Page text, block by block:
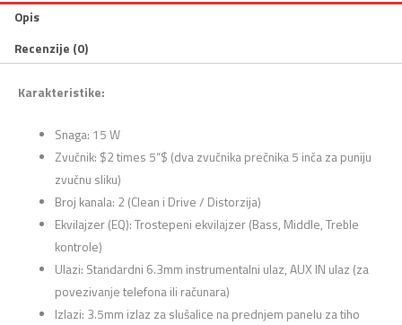
Opis
Recenzije (0)
Karakteristike:
Snaga: 15 W
Zvučnik: $2 times 5“$ (dva zvučnika prečnika 5 inča za puniju
zvučnu sliku)
Broj kanala: 2 (Clean i Drive / Distorzija)
Ekvilajzer (EQ): Trostepeni ekvilajzer (Bass, Middle, Treble
kontrole)
Ulazi: Standardni 6.3mm instrumentalni ulaz, AUX IN ulaz (za
povezivanje telefona ili računara)
Izlazi: 3.5mm izlaz za slušalice na prednjem panelu za tiho